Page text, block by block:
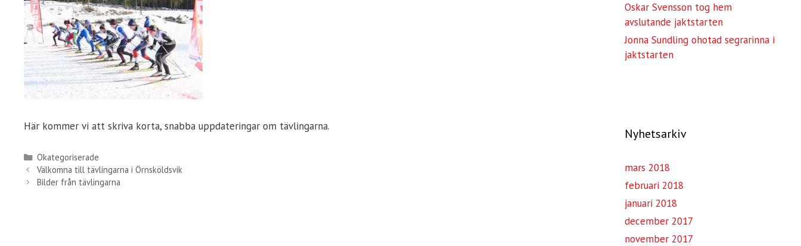
Här kommer vi att skriva korta, snabba uppdateringar om tävlingarna.
Kategorier
Okategoriserade
Välkomna till tävlingarna i Örnsköldsvik
Bilder från tävlingarna
Oskar Svensson tog hem
avslutande jaktstarten
Jonna Sundling ohotad segrarinna i
jaktstarten
Nyhetsarkiv
mars 2018
februari 2018
januari 2018
december 2017
november 2017